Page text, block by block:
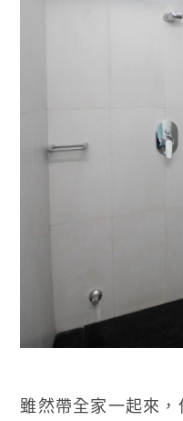
雖然帶全家一起來